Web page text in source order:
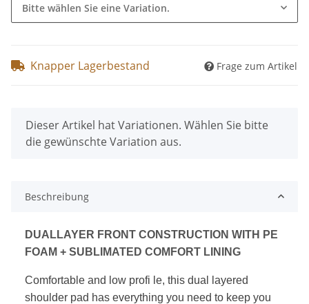
Bitte wählen Sie eine Variation.
Knapper Lagerbestand Frage zum Artikel
x
Dieser Artikel hat Variationen. Wählen Sie bitte
die gewünschte Variation aus.
Beschreibung
DUALLAYER FRONT CONSTRUCTION WITH PE
FOAM + SUBLIMATED COMFORT LINING
Comfortable and low profi le, this dual layered
shoulder pad has everything you need to keep you